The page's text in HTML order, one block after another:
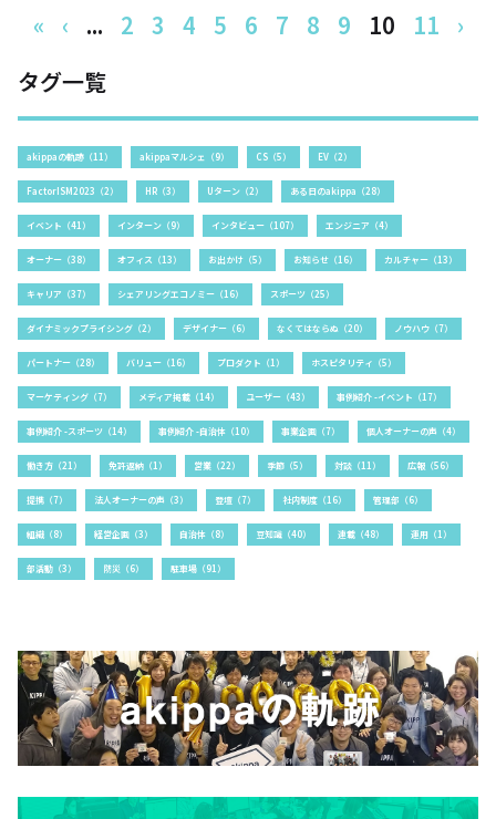
« ‹ ... 2 3 4 5 6 7 8 9 10 11
›
タグ一覧
akippaの軌跡（11） akippaマルシェ（9） CS（5） EV（2）
FactorISM2023（2） HR（3） Uターン（2） ある日のakippa（28）
イベント（41） インターン（9） インタビュー（107） エンジニア（4）
オーナー（38） オフィス（13） お出かけ（5） お知らせ（16） カルチャー（13）
キャリア（37） シェアリングエコノミー（16） スポーツ（25）
ダイナミックプライシング（2） デザイナー（6） なくてはならぬ（20） ノウハウ（7）
パートナー（28） バリュー（16） プロダクト（1） ホスピタリティ（5）
マーケティング（7） メディア掲載（14） ユーザー（43） 事例紹介 -イベント（17）
事例紹介 -スポーツ（14） 事例紹介 -自治体（10） 事業企画（7） 個人オーナーの声（4）
働き方（21） 免許返納（1） 営業（22） 季節（5） 対談（11） 広報（56）
提携（7） 法人オーナーの声（3） 登壇（7） 社内制度（16） 管理部（6）
組織（8） 経営企画（3） 自治体（8） 豆知識（40） 連載（48） 運用（1）
部活動（3） 防災（6） 駐車場（91）